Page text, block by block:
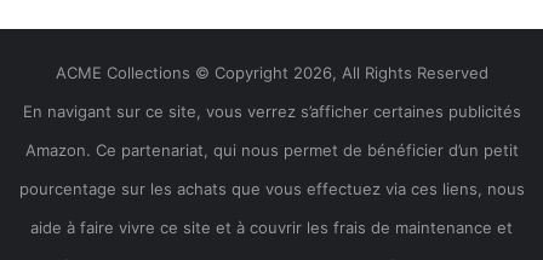
ACME Collections © Copyright 2026, All Rights Reserved
En navigant sur ce site, vous verrez s’afficher certaines publicités
Amazon. Ce partenariat, qui nous permet de bénéficier d’un petit
pourcentage sur les achats que vous effectuez via ces liens, nous
aide à faire vivre ce site et à couvrir les frais de maintenance et